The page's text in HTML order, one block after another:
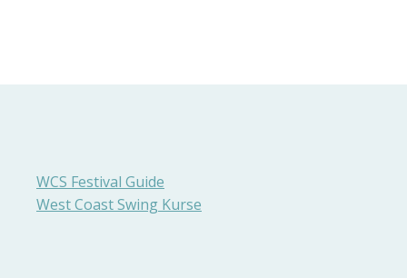
WCS Festival Guide
West Coast Swing Kurse